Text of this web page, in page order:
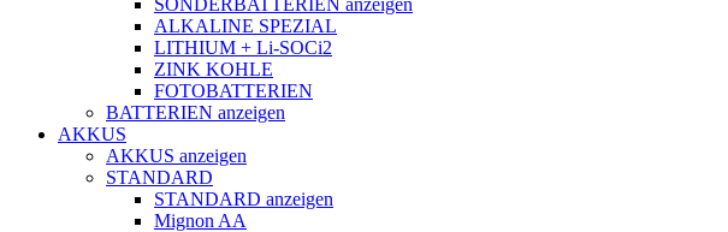
SONDERBATTERIEN anzeigen
ALKALINE SPEZIAL
LITHIUM + Li-SOCi2
ZINK KOHLE
FOTOBATTERIEN
BATTERIEN anzeigen
AKKUS
AKKUS anzeigen
STANDARD
STANDARD anzeigen
Mignon AA